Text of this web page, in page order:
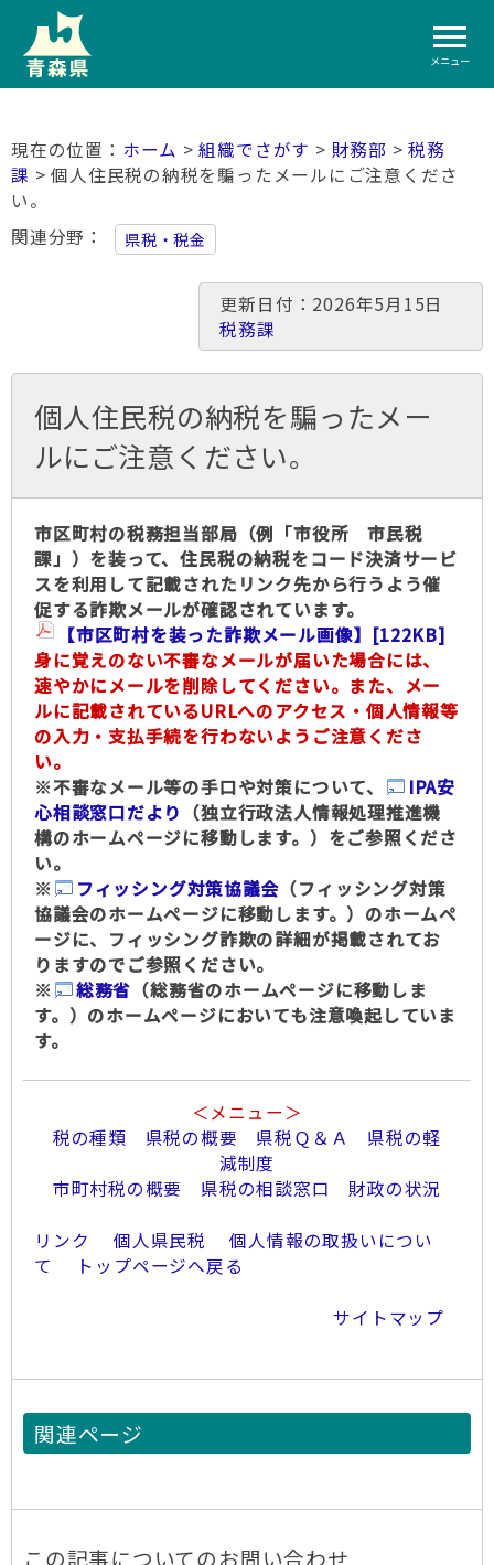
メニュー
ホーム >組織でさがす > 財務部 >税務
課 > 個人住民税の納税を騙ったメールにご注意くださ
い。
関連分野
県税・税金
更新日付：2026年5月15日
税務課
個人住民税の納税を騙ったメー
ルにご注意ください。
市区町村の税務担当部局（例「市役所 市民税
課」）を装って、住民税の納税をコード決済サービ
スを利用して記載されたリンク先から行うよう催
促する詐欺メールが確認されています。
【市区町村を装った詐欺メール画像】 [122KB]
身に覚えのない不審なメールが届いた場合には、
速やかにメールを削除してください。また、メー
ルに記載されているURLへのアクセス・個人情報等
の入力・支払手続を行わないようご注意くださ
い。
※不審なメール等の手口や対策について、
IPA安
心相談窓口だより （独立行政法人情報処理推進機
構のホームページに移動します。）をご参照くださ
い。
※
フィッシング対策協議会 （フィッシング対策
協議会のホームページに移動します。）のホームペ
ージに、フィッシング詐欺の詳細が掲載されてお
りますのでご参照ください。
※
総務省 （総務省のホームページに移動しま
す。）のホームページにおいても注意喚起していま
す。
＜メニュー＞
税の種類
県税の概要 県税Ｑ＆Ａ
県税の軽
減制度
市町村税の概要
県税の相談窓口 財政の状況
リンク 個人県民税
個人情報の取扱いについ
て
トップページへ戻る
サイトマップ
関連ページ
この記事についてのお問い合わせ